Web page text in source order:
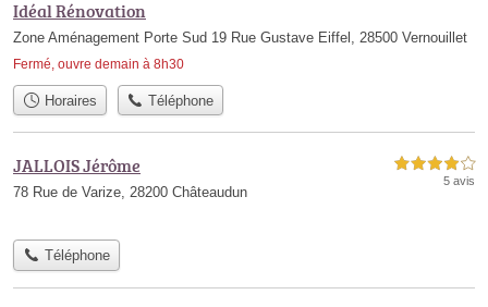
Idéal Rénovation
Zone Aménagement Porte Sud 19 Rue Gustave Eiffel, 28500 Vernouillet
Fermé, ouvre demain à 8h30
Horaires Téléphone
JALLOIS Jérôme
78 Rue de Varize, 28200 Châteaudun
4,0 étoiles sur 5
5 avis
Téléphone